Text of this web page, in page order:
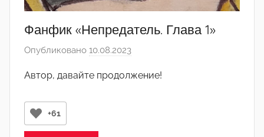
Фанфик «Непредатель. Глава 1»
Опубликовано 10.08.2023
т
Автор, давайте продолжение!
+61